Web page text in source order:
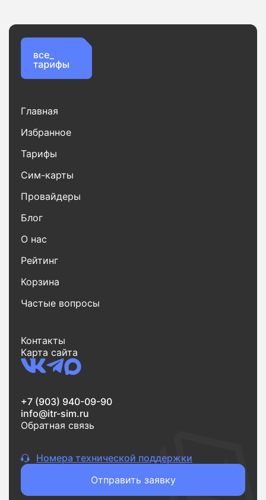
Главная
Избранное
Тарифы
Сим-карты
Провайдеры
Блог
О нас
Рейтинг
Корзина
Частые вопросы
Контакты
Карта сайта
+7 (903) 940-09-90
info@itr-sim.ru
Обратная связь
Номера технической поддержки
Отправить заявку